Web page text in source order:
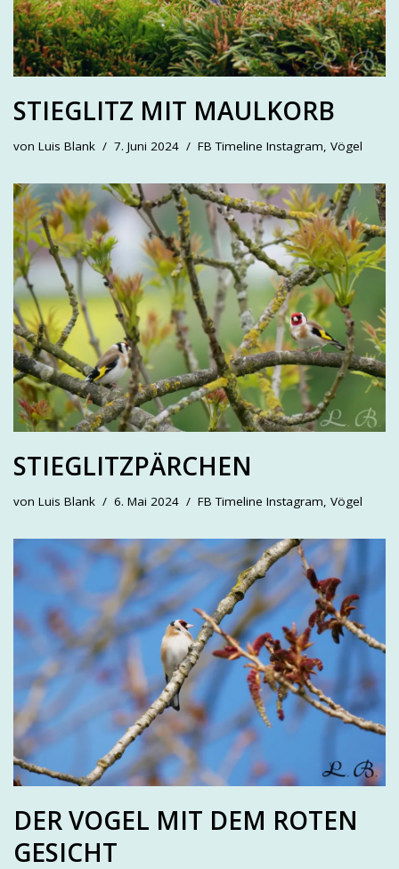
STIEGLITZ MIT MAULKORB
von Luis Blank 7. Juni 2024 FB Timeline Instagram, Vögel
STIEGLITZPÄRCHEN
von Luis Blank 6. Mai 2024 FB Timeline Instagram, Vögel
DER VOGEL MIT DEM ROTEN
GESICHT